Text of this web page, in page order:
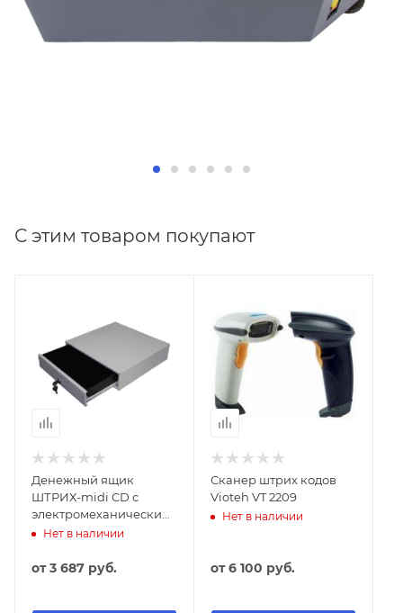
С этим товаром покупают
Денежный ящик
ШТРИХ-midi CD с
электромеханическим
замком
Нет в наличии
от3 687 руб.
Сканер штрих кодов
Vioteh VT 2209
Нет в наличии
от6 100 руб.